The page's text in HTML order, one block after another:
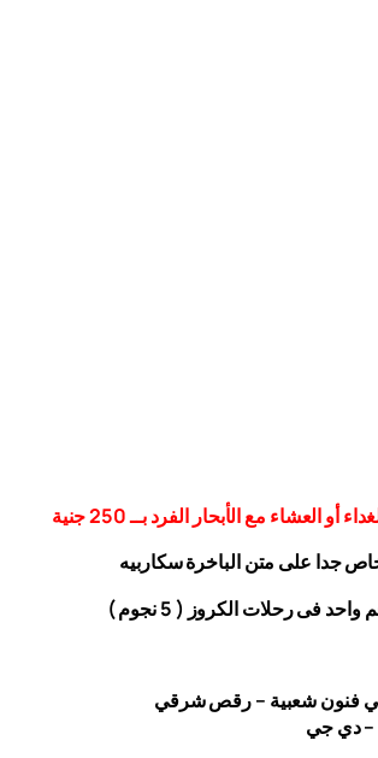
أو العشاء مع الأبحار الفرد بــ 250 جنية
جدا على متن الباخرةسكاربيه
فى رحلات الكروز ( 5 نجوم )
فنون شعبية – رقص شرقي
– دي جي